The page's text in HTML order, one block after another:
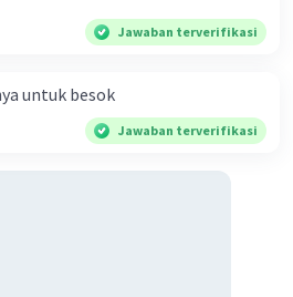
Jawaban terverifikasi
untuk besok
Jawaban terverifikasi